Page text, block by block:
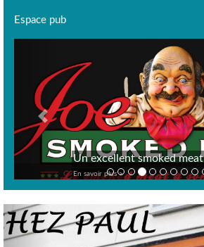
Espace pub
Un excellent smoked meat
En savoir plus >
Previous